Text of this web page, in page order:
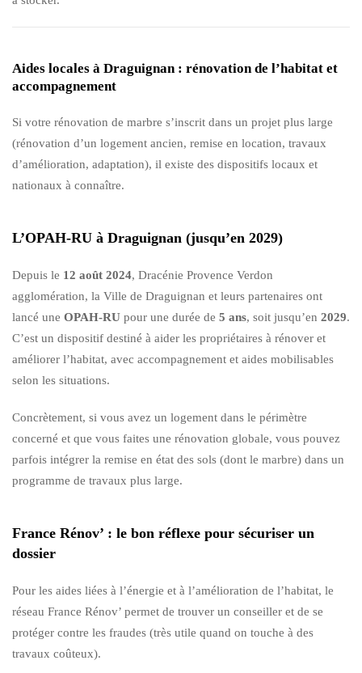
Aides locales à Draguignan : rénovation de l’habitat et
accompagnement
Si votre rénovation de marbre s’inscrit dans un projet plus large
(rénovation d’un logement ancien, remise en location, travaux
d’amélioration, adaptation), il existe des dispositifs locaux et
nationaux à connaître.
L’OPAH-RU à Draguignan (jusqu’en 2029)
Depuis le 12 août 2024, Dracénie Provence Verdon
agglomération, la Ville de Draguignan et leurs partenaires ont
lancé une OPAH-RU pour une durée de 5 ans, soit jusqu’en 2029.
C’est un dispositif destiné à aider les propriétaires à rénover et
améliorer l’habitat, avec accompagnement et aides mobilisables
selon les situations.
Concrètement, si vous avez un logement dans le périmètre
concerné et que vous faites une rénovation globale, vous pouvez
parfois intégrer la remise en état des sols (dont le marbre) dans un
programme de travaux plus large.
France Rénov’ : le bon réflexe pour sécuriser un
dossier
Pour les aides liées à l’énergie et à l’amélioration de l’habitat, le
réseau France Rénov’ permet de trouver un conseiller et de se
protéger contre les fraudes (très utile quand on touche à des
travaux coûteux).